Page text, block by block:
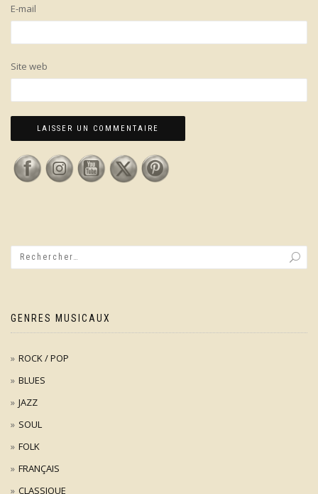
E-mail
Site web
GENRES MUSICAUX
ROCK / POP
BLUES
JAZZ
SOUL
FOLK
FRANÇAIS
CLASSIQUE